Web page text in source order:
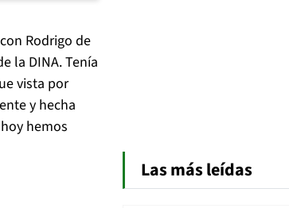
Rodrigo de
la DINA. Tenía
vista por
y hecha
hemos
Las más leídas